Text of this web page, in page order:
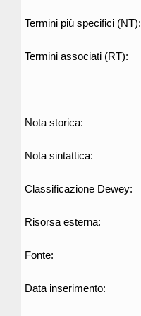
Termini più specifici (NT):
Termini associati (RT):
Nota storica:
Nota sintattica:
Classificazione Dewey:
Risorsa esterna:
Fonte:
Data inserimento: